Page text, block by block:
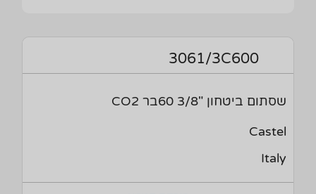
3061/3C600
שסתום ביטחון "3/8 60בר CO2
Castel
Italy